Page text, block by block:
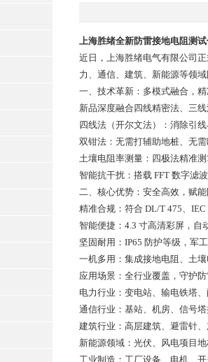
上海胜绪全新防雷接地电阻测
近日，上海胜绪电气有限公司
力、通信、建筑、新能源等领
一、技术革新：多模式融合，
新品深度融合四线精密法、三
四线法（开尔文法）：消除引
双钳法：无需打辅助地桩、无
土壤电阻率测量：四极法精准
智能抗干扰：搭载 FFT 数字滤
二、核心优势：安全高效，赋
精准合规：符合 DL/T 475、
智能便捷：4.3 寸高清彩屏，自
坚固耐用：IP65 防护等级，军
一机多用：集成接地电阻、土
应用场景：全行业覆盖，守护
电力行业：变电站、输电铁塔
通信行业：基站、机房、信号
建筑行业：高层建筑、避雷针
新能源领域：光伏、风电项目
工业制造：工厂设备、电机、